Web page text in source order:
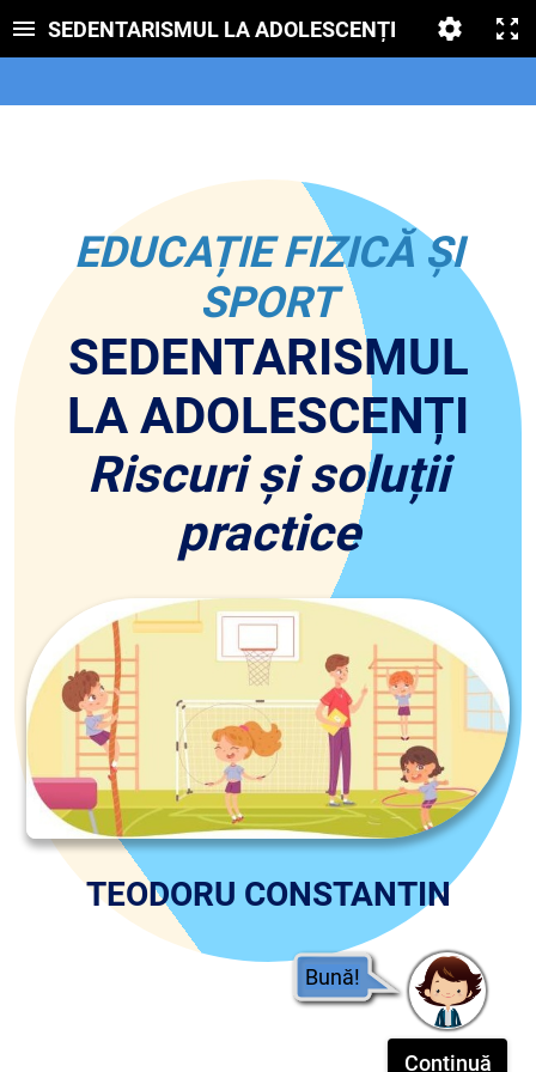
Continuă
Bună!
SEDENTARISMUL LA ADOLESCENȚI
EDUCAȚIE FIZICĂ ȘI
SPORT
SEDENTARISMUL
LA ADOLESCENȚI
Riscuri și soluții
practice
TEODORU CONSTANTIN